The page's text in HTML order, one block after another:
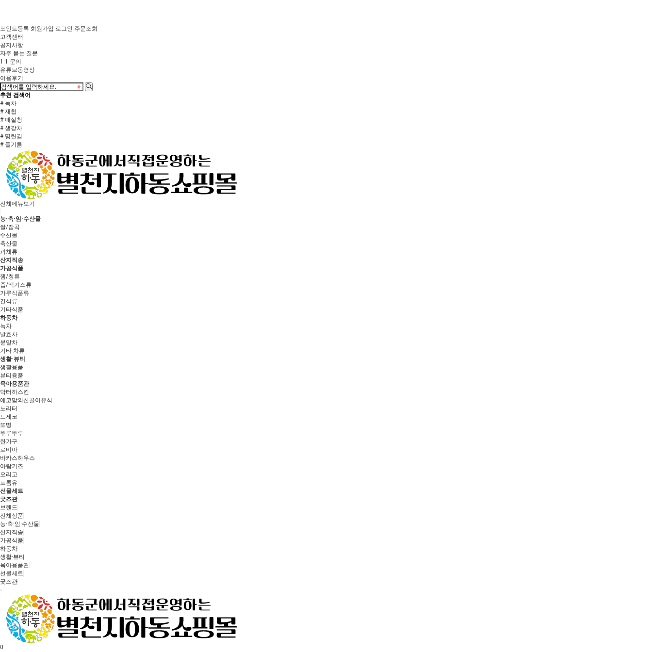
포인트등록 회원가입 로그인 주문조회
고객센터
공지사항
자주 묻는 질문
1:1 문의
유튜브동영상
이용후기
추천 검색어
# 녹차
# 재첩
# 매실청
# 생강차
# 명란김
# 들기름
전체메뉴보기
농·축·임·수산물
쌀/잡곡
수산물
축산물
과채류
산지직송
가공식품
잼/청류
즙/엑기스류
가루식품류
간식류
기타식품
하동차
녹차
발효차
분말차
기타 차류
생활·뷰티
생활용품
뷰티용품
육아용품관
닥터하스킨
에코맘의산골이유식
노리터
드제코
또띵
뚜루뚜루
란가구
로비아
바카스하우스
아람키즈
오리고
프롬유
선물세트
굿즈관
브랜드
전체상품
농·축·임·수산물
산지직송
가공식품
하동차
생활·뷰티
육아용품관
선물세트
굿즈관
0